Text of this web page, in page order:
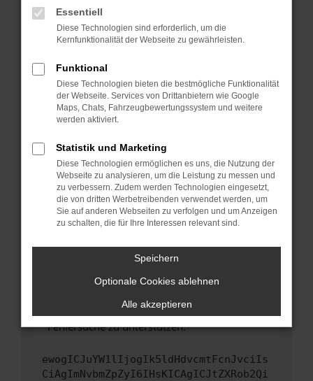
können das Laden bestimmter Seiten
verhindern. Funktioniert die Seite in einem
Fenster?
Starte dein Gerät neu.
Das kann manchmal helfen, vorübergehende
Probleme zu beheben.
Betriebssystem auf dem neuesten Stand
sind.
Veraltete Software birgt nicht nur ein
Sicherheitsrisiko, sondern kann auch dazu
führen, dass bestimmte Funktionen nicht mehr
unterstützt werden.
Wende dich an den Webseitenbetreiber.
Wenn du alle oben genannten Schritte versucht
hast, kontaktiere uns bitte. Wir werden
uns diesen Text schicken, um uns bei der
Fehlersuche zu unterstützen:
ewogICJuYW1lIjogIk5ldHdvcmtFcnJvciIs
CiAgImNvbmZpZyI6IHsKICAgICJtZXRob2Qi
Essentiell
Diese Technologien sind erforderlich, um die
Kernfunktionalität der Webseite zu gewährleisten.
Funktional
Diese Technologien bieten die bestmögliche Funktionalität
der Webseite. Services von Drittanbietern wie Google
Maps, Chats, Fahrzeugbewertungssystem und weitere
werden aktiviert.
Statistik und Marketing
Diese Technologien ermöglichen es uns, die Nutzung der
Webseite zu analysieren, um die Leistung zu messen und
zu verbessern. Zudem werden Technologien eingesetzt,
die von dritten Werbetreibenden verwendet werden, um
Sie auf anderen Webseiten zu verfolgen und um Anzeigen
zu schalten, die für Ihre Interessen relevant sind.
Speichern
Optionale Cookies ablehnen
Alle akzeptieren